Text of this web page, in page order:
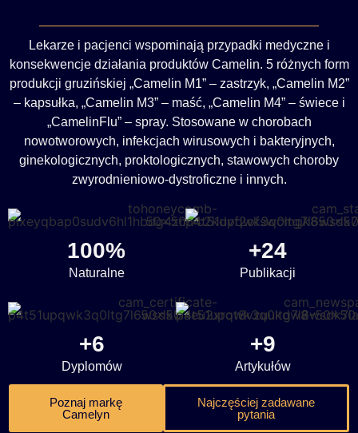
Lekarze i pacjenci wspominają przypadki medyczne i
konsekwencje działania produktów Camelin. 5 różnych form
produkcji gruzińskiej „Camelin M1” – zastrzyk, „Camelin M2”
– kapsułka, „Camelin M3” – maść, „Camelin M4” – świece i
„CamelinFlu” – spray. Stosowane w chorobach
nowotworowych, infekcjach wirusowych i bakteryjnych,
ginekologicznych, proktologicznych, stawowych choroby
zwyrodnieniowo-dystroficzne i innych.
100%
Naturalne
+24
Publikacji
+6
Dyplomów
+9
Artykułów
Poznaj markę
Camelyn
Najczęściej zadawane
pytania